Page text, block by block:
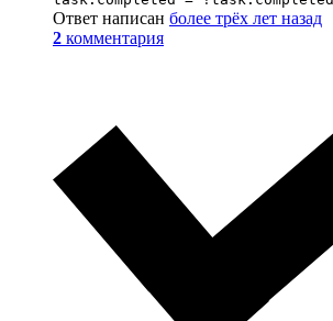
Ответ написан более трёх лет назад
2 комментария